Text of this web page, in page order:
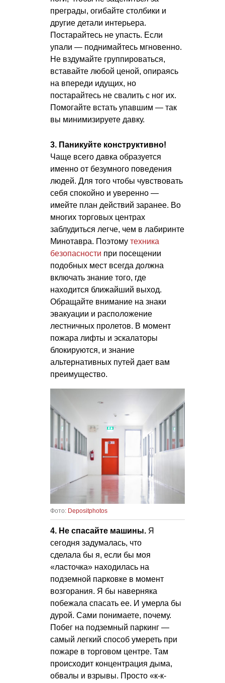
преграды, огибайте столбики и
другие детали интерьера.
Постарайтесь не упасть. Если
упали — поднимайтесь мгновенно.
Не вздумайте группироваться,
вставайте любой ценой, опираясь
на впереди идущих, но
постарайтесь не свалить с ног их.
Помогайте встать упавшим — так
вы минимизируете давку.
3. Паникуйте конструктивно!
Чаще всего давка образуется
именно от безумного поведения
людей. Для того чтобы чувствовать
себя спокойно и уверенно —
имейте план действий заранее. Во
многих торговых центрах
заблудиться легче, чем в лабиринте
Минотавра. Поэтому техника
безопасности при посещении
подобных мест всегда должна
включать знание того, где
находится ближайший выход.
Обращайте внимание на знаки
эвакуации и расположение
лестничных пролетов. В момент
пожара лифты и эскалаторы
блокируются, и знание
альтернативных путей дает вам
преимущество.
Фото: Depositphotos
4. Не спасайте машины. Я
сегодня задумалась, что
сделала бы я, если бы моя
«ласточка» находилась на
подземной парковке в момент
возгорания. Я бы наверняка
побежала спасать ее. И умерла бы
дурой. Сами понимаете, почему.
Побег на подземный паркинг —
самый легкий способ умереть при
пожаре в торговом центре. Там
происходит концентрация дыма,
обвалы и взрывы. Просто «к-к-